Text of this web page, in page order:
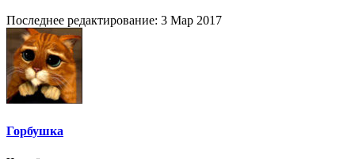
Последнее редактирование: 3 Мар 2017
Горбушка